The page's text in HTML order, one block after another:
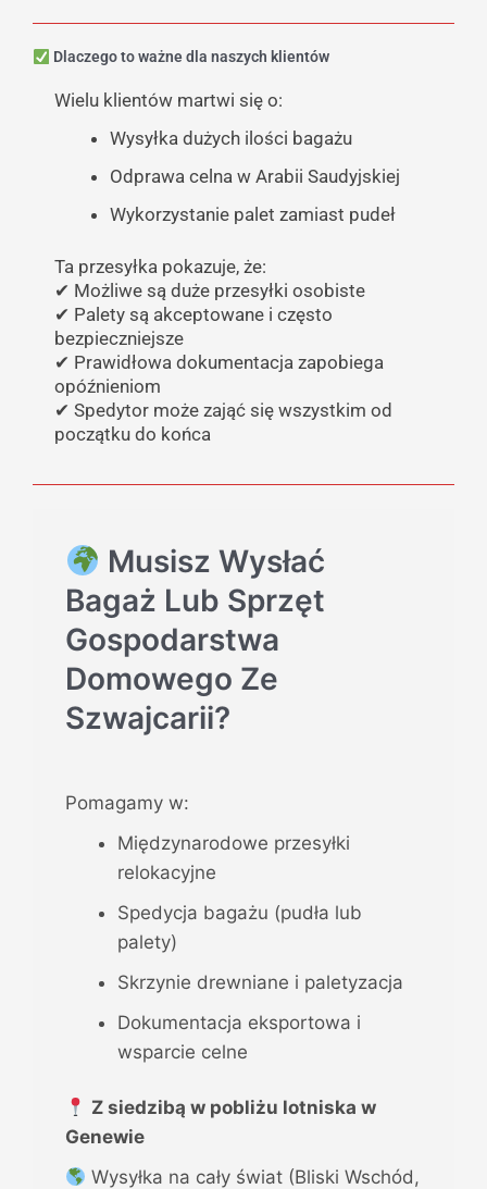
Dlaczego to ważne dla naszych klientów
Wielu klientów martwi się o:
Wysyłka dużych ilości bagażu
Odprawa celna w Arabii Saudyjskiej
Wykorzystanie palet zamiast pudeł
Ta przesyłka pokazuje, że:
✔ Możliwe są duże przesyłki osobiste
✔ Palety są akceptowane i często
bezpieczniejsze
✔ Prawidłowa dokumentacja zapobiega
opóźnieniom
✔ Spedytor może zająć się wszystkim od
początku do końca
Musisz Wysłać
Bagaż Lub Sprzęt
Gospodarstwa
Domowego Ze
Szwajcarii?
Pomagamy w:
Międzynarodowe przesyłki
relokacyjne
Spedycja bagażu (pudła lub
palety)
Skrzynie drewniane i paletyzacja
Dokumentacja eksportowa i
wsparcie celne
Z siedzibą w pobliżu lotniska w
Genewie
Wysyłka na cały świat (Bliski Wschód,